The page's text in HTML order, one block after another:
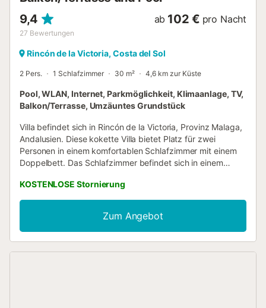
9,4
27 Bewertungen
ab 102 € pro Nacht
Rincón de la Victoria, Costa del Sol
2 Pers. 1 Schlafzimmer 30 m² 4,6 km zur Küste
Pool, WLAN, Internet, Parkmöglichkeit, Klimaanlage, TV,
Balkon/Terrasse, Umzäuntes Grundstück
Villa befindet sich in Rincón de la Victoria, Provinz Malaga,
Andalusien. Diese kokette Villa bietet Platz für zwei
Personen in einem komfortablen Schlafzimmer mit einem
Doppelbett. Das Schlafzimmer befindet sich in einem
Wohnzimmer und einer offenen Küche. Auf demselben
Grundstück steht Ihnen ein separater Wohnbereich mit
einem geräumigen Wohn- / Esszimmer mit Küchenecke
und großen Fenstern zur Verfügung, durch die Sie den
Blick auf das umliegende Tal genießen können. Da es sich
KOSTENLOSE Stornierung
Zum Angebot